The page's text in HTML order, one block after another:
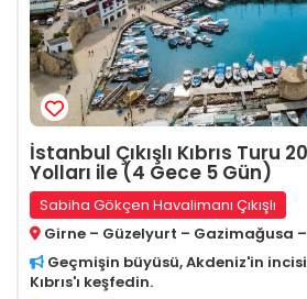
İstanbul Çıkışlı Kıbrıs Turu
Yolları ile (4 Gece 5 Gün)
Sabiha Gökçen Havalimanı Çıkışlı
Girne – Güzelyurt – Gazimağusa
Geçmişin büyüsü, Akdeniz'in
Kıbrıs'ı keşfedin.